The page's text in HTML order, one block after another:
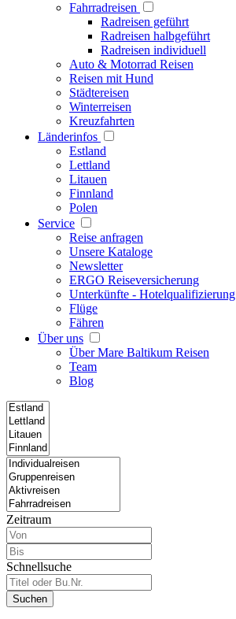
Fahrradreisen
Radreisen geführt
Radreisen halbgeführt
Radreisen individuell
Auto & Motorrad Reisen
Reisen mit Hund
Städtereisen
Winterreisen
Kreuzfahrten
Länderinfos
Estland
Lettland
Litauen
Finnland
Polen
Service
Reise anfragen
Unsere Kataloge
Newsletter
ERGO Reiseversicherung
Unterkünfte - Hotelqualifizierung
Flüge
Fähren
Über uns
Über Mare Baltikum Reisen
Team
Blog
Zeitraum
Schnellsuche
Suchen